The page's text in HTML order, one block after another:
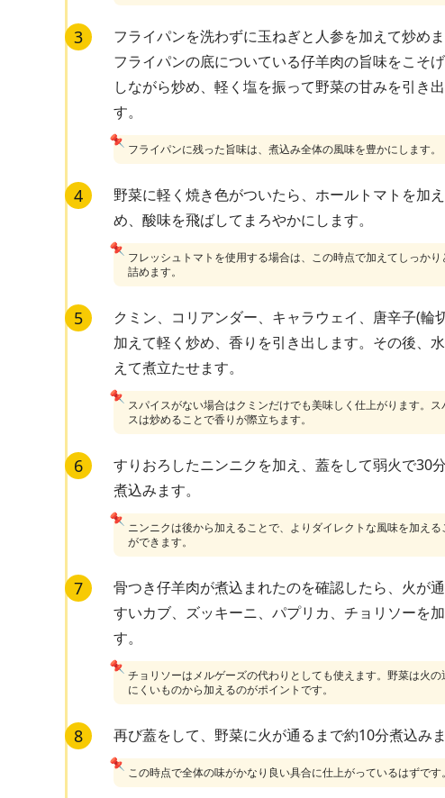
3
フライパンを洗わずに玉ねぎと人参を加えて炒めま
フライパンの底についている仔羊肉の旨味をこそ
しながら炒め、軽く塩を振って野菜の甘みを引き
す。
フライパンに残った旨味は、煮込み全体の風味を豊かにします。
📌
4
野菜に軽く焼き色がついたら、ホールトマトを加
め、酸味を飛ばしてまろやかにします。
フレッシュトマトを使用する場合は、この時点で加えてしっかり
詰めます。
📌
5
クミン、コリアンダー、キャラウェイ、唐辛子(輪
加えて軽く炒め、香りを引き出します。その後、
えて煮立たせます。
スパイスがない場合はクミンだけでも美味しく仕上がります。ス
スは炒めることで香りが際立ちます。
📌
6
すりおろしたニンニクを加え、蓋をして弱火で30
煮込みます。
ニンニクは後から加えることで、よりダイレクトな風味を加える
ができます。
📌
7
骨つき仔羊肉が煮込まれたのを確認したら、火が
すいカブ、ズッキーニ、パプリカ、チョリソーを
す。
チョリソーはメルゲーズの代わりとしても使えます。野菜は火の
にくいものから加えるのがポイントです。
📌
8 再び蓋をして、野菜に火が通るまで約10分煮込みま
この時点で全体の味がかなり良い具合に仕上がっているはずです。
📌